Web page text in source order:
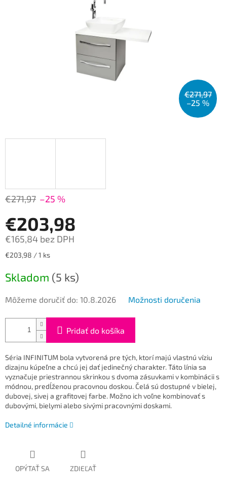
€271,97
–25 %
€271,97 –25 %
€203,98
€165,84 bez DPH
Jednotková
€203,98 / 1 ks
Skladom (5 ks)
Môžeme doručiť do: 10.8.2026 Možnosti doručenia
Pridať do košíka
Séria INFINITUM bola vytvorená pre tých, ktorí majú vlastnú víziu
dizajnu kúpeľne a chcú jej dať jedinečný charakter. Táto línia sa
vyznačuje priestrannou skrinkou s dvoma zásuvkami v kombinácii s
módnou, predĺženou pracovnou doskou. Čelá sú dostupné v bielej,
dubovej, sivej a grafitovej farbe. Možno ich voľne kombinovať s
dubovými, bielymi alebo sivými pracovnými doskami.
Detailné informácie
OPÝTAŤ SA ZDIEĽAŤ